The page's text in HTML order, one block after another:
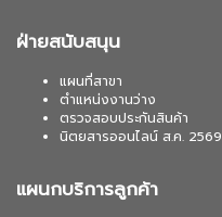
ฝ่ายสนับสนุน
แผนที่สาขา
ตำแหน่งงานว่าง
ตรวจสอบประกันสินค้า
นิตยสารออนไลน์ ส.ค. 2569
แผนกบริการลูกค้า